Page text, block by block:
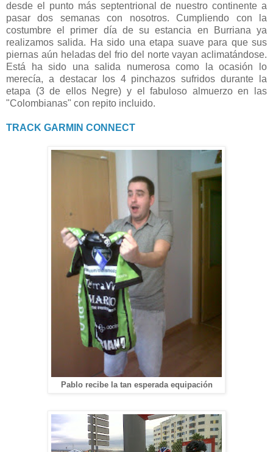
desde el punto más septentrional de nuestro continente a
pasar dos semanas con nosotros. Cumpliendo con la
costumbre el primer día de su estancia en Burriana ya
realizamos salida. Ha sido una etapa suave para que sus
piernas aún heladas del frio del norte vayan aclimatándose.
Está ha sido una salida numerosa como la ocasión lo
merecía, a destacar los 4 pinchazos sufridos durante la
etapa (3 de ellos Negre) y el fabuloso almuerzo en las
"Colombianas" con repito incluido.
TRACK GARMIN CONNECT
Pablo recibe la tan esperada equipación